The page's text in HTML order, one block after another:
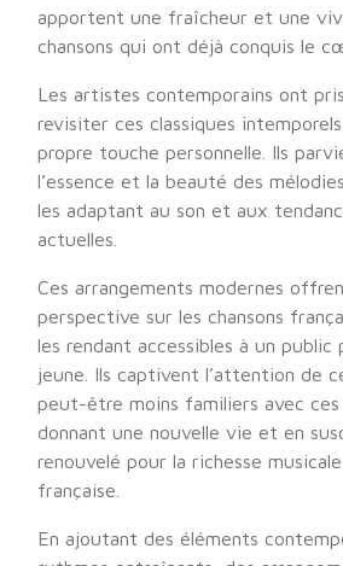
apportent une fraîcheur et une
chansons qui ont déjà conquis le
Les artistes contemporains ont
revisiter ces classiques
propre touche personnelle. Ils
l’essence et la beauté des
les adaptant au son et aux
actuelles.
Ces arrangements modernes
perspective sur les chansons
les rendant accessibles à un public
jeune. Ils captivent l’attention de
peut-être moins familiers avec
donnant une nouvelle vie et en
renouvelé pour la richesse
française.
En ajoutant des éléments